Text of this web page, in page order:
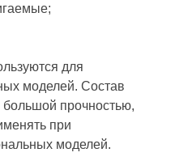
для
моделей. Состав
большой прочностью,
при
моделей.